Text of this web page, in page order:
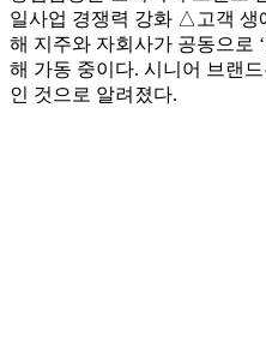
일사업 경쟁력 강화 △고객 생
해 지주와 자회사가 공동으로
해 가동 중이다. 시니어 브랜
인 것으로 알려졌다.